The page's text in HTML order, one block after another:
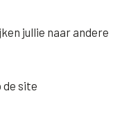
jullie naar andere
site